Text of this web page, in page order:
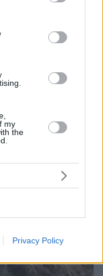
third-party tags to
in below Google
my
the
Privacy Policy
με
- Ποιος
πεζό κοντά στις